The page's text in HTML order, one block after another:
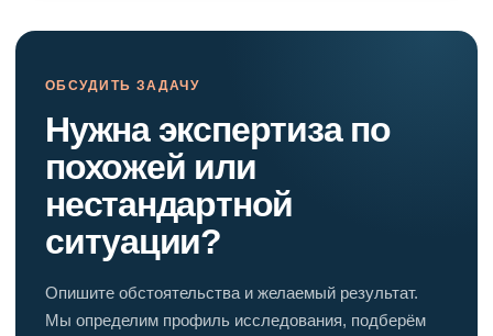
ОБСУДИТЬ ЗАДАЧУ
Нужна экспертиза по
похожей или
нестандартной
ситуации?
Опишите обстоятельства и желаемый результат.
Мы определим профиль исследования, подберём